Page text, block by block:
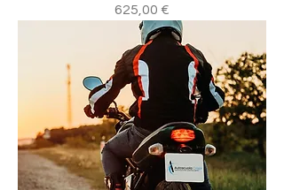
Prezzo
625,00 €